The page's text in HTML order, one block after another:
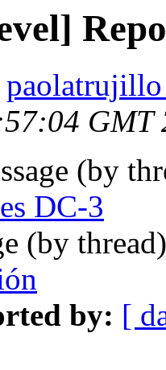
paolatrujillo
GMT
(by
DC-3
(by
by: [